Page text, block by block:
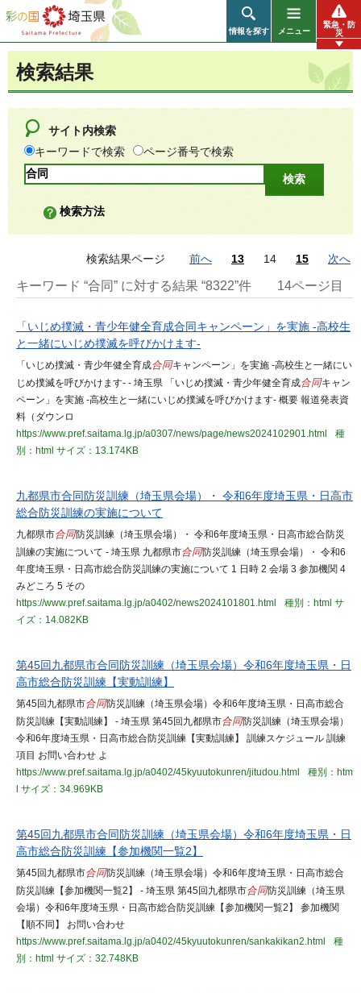
彩の国 埼玉県
情報を探す メニュー
緊急・防
災
検索結果
サイト内検索
キーワードで検索
ページ番号で検索
検索方法
検索結果ページ 前へ 13 14 15 次へ
キーワード “合同” に対する結果 “8322”件 14ページ目
「いじめ撲滅・青少年健全育成合同キャンペーン」を実施 -高校生
と一緒にいじめ撲滅を呼びかけます-
「いじめ撲滅・青少年健全育成合同キャンペーン」を実施 -高校生と一緒にい
じめ撲滅を呼びかけます- - 埼玉県 「いじめ撲滅・青少年健全育成合同キャン
ペーン」を実施 -高校生と一緒にいじめ撲滅を呼びかけます- 概要 報道発表資
料（ダウンロ
https://www.pref.saitama.lg.jp/a0307/news/page/news2024102901.html
種
別：html サイズ：13.174KB
九都県市合同防災訓練（埼玉県会場）・ 令和6年度埼玉県・日高市
総合防災訓練の実施について
九都県市合同防災訓練（埼玉県会場）・ 令和6年度埼玉県・日高市総合防災
訓練の実施について - 埼玉県 九都県市合同防災訓練（埼玉県会場）・ 令和6
年度埼玉県・日高市総合防災訓練の実施について 1 日時 2 会場 3 参加機関 4
みどころ 5 その
https://www.pref.saitama.lg.jp/a0402/news2024101801.html
種別：html サ
イズ：14.082KB
第45回九都県市合同防災訓練（埼玉県会場）令和6年度埼玉県・日
高市総合防災訓練【実動訓練】
第45回九都県市合同防災訓練（埼玉県会場）令和6年度埼玉県・日高市総合
防災訓練【実動訓練】 - 埼玉県 第45回九都県市合同防災訓練（埼玉県会場）
令和6年度埼玉県・日高市総合防災訓練【実動訓練】 訓練スケジュール 訓練
項目 お問い合わせ よ
https://www.pref.saitama.lg.jp/a0402/45kyuutokunren/jitudou.html
種別：htm
サイズ：34.969KB
第45回九都県市合同防災訓練（埼玉県会場）令和6年度埼玉県・日
高市総合防災訓練【参加機関一覧2】
第45回九都県市合同防災訓練（埼玉県会場）令和6年度埼玉県・日高市総合
防災訓練【参加機関一覧2】 - 埼玉県 第45回九都県市合同防災訓練（埼玉県
会場）令和6年度埼玉県・日高市総合防災訓練【参加機関一覧2】 参加機関
【順不同】 お問い合わせ
https://www.pref.saitama.lg.jp/a0402/45kyuutokunren/sankakikan2.html
種
別：html サイズ：32.748KB